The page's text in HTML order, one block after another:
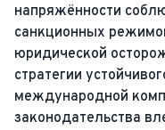
напряжённости
санкционных
юридической
стратегии
международной
законодательства